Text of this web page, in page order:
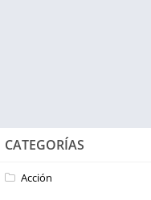
CATEGORÍAS
Acción